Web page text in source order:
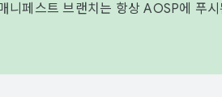
니페스트 브랜치는 항상 AOSP에 푸